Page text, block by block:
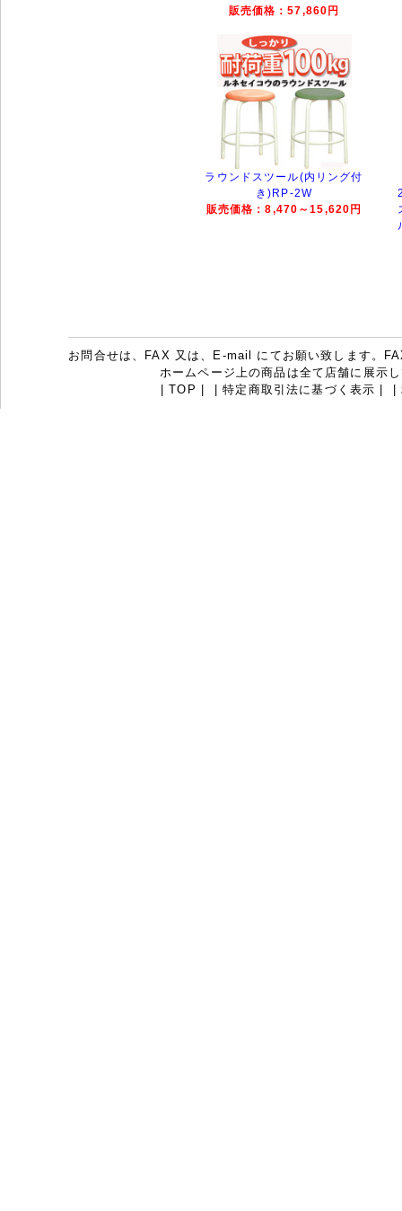
販売価格：57,860円
ラウンドスツール(内リング付
き)RP-2W
販売価格：8,470～15,620円
お問合せは、FAX 又は、E-mail にてお願い致します。
ホームページ上の商品は全て店舗に展示
|TOP |特定商取引法に基づく表示 |